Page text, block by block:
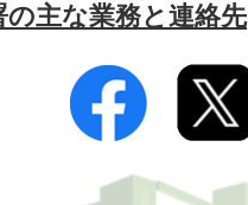
の主な業務と連絡先